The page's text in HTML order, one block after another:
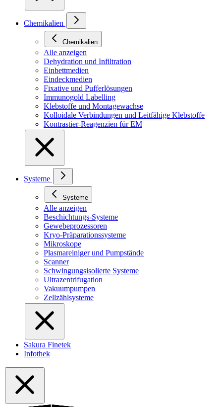
Chemikalien
Chemikalien
Alle anzeigen
Dehydration und Infiltration
Einbettmedien
Eindeckmedien
Fixative und Pufferlösungen
Immunogold Labelling
Klebstoffe und Montagewachse
Kolloidale Verbindungen und Leitfähige Klebstoffe
Kontrastier-Reagenzien für EM
Systeme
Systeme
Alle anzeigen
Beschichtungs-Systeme
Gewebeprozessoren
Kryo-Präparationssysteme
Mikroskope
Plasmareiniger und Pumpstände
Scanner
Schwingungsisolierte Systeme
Ultrazentrifugation
Vakuumpumpen
Zellzählsysteme
Sakura Finetek
Infothek